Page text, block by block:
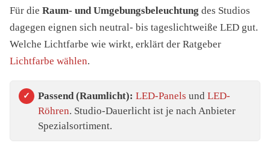
Für die Raum- und Umgebungsbeleuchtung des Studios
dagegen eignen sich neutral- bis tageslichtweiße LED gut.
Welche Lichtfarbe wie wirkt, erklärt der Ratgeber
Lichtfarbe wählen.
Passend (Raumlicht): LED-Panels und LED-
Röhren. Studio-Dauerlicht ist je nach Anbieter
Spezialsortiment.